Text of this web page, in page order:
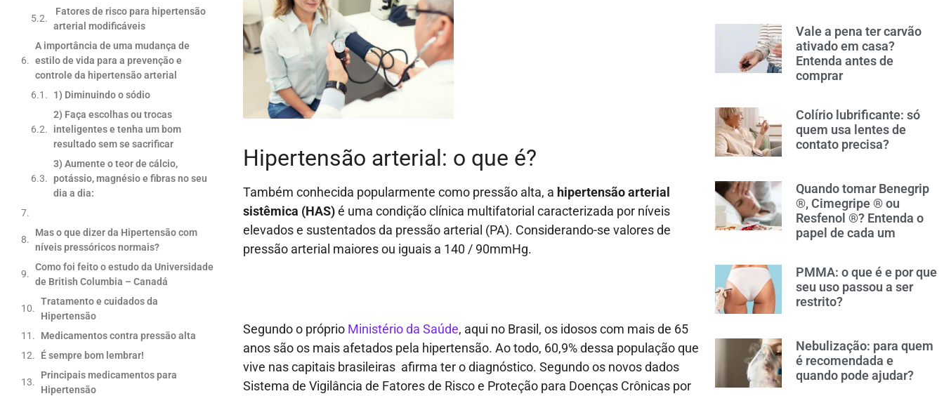
Fatores de risco para hipertensão
arterial modificáveis
A importância de uma mudança de
estilo de vida para a prevenção e
controle da hipertensão arterial
1) Diminuindo o sódio
2) Faça escolhas ou trocas
inteligentes e tenha um bom
resultado sem se sacrificar
3) Aumente o teor de cálcio,
potássio, magnésio e fibras no seu
dia a dia:
Mas o que dizer da Hipertensão com
níveis pressóricos normais?
Como foi feito o estudo da Universidade
de British Columbia – Canadá
Tratamento e cuidados da
Hipertensão
Medicamentos contra pressão alta
É sempre bom lembrar!
Principais medicamentos para
Hipertensão
Hipertensão arterial: o que é?
Também conhecida popularmente como pressão alta, a hipertensão arterial
sistêmica (HAS)é uma condição clínica multifatorial caracterizada por níveis
elevados e sustentados da pressão arterial (PA). Considerando-se valores de
pressão arterial maiores ou iguais a 140 / 90mmHg.
Segundo o próprio Ministério da Saúde, aqui no Brasil, os idosos com mais de 65
anos são os mais afetados pela hipertensão. Ao todo, 60,9% dessa população que
vive nas capitais brasileiras afirma ter o diagnóstico. Segundo os novos dados
Sistema de Vigilância de Fatores de Risco e Proteção para Doenças Crônicas por
Vale a pena ter carvão
ativado em casa?
Entenda antes de
comprar
Colírio lubrificante: só
quem usa lentes de
contato precisa?
Quando tomar Benegrip
®, Cimegripe ® ou
Resfenol ®? Entenda o
papel de cada um
PMMA: o que é e por que
seu uso passou a ser
restrito?
Nebulização: para quem
é recomendada e
quando pode ajudar?